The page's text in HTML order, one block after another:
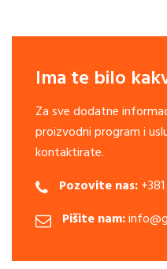
Ima te bilo
Za sve dodatne
proizvodni program i
kontaktirate.
Pozovite nas:
Pišite nam: